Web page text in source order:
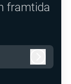
framtida